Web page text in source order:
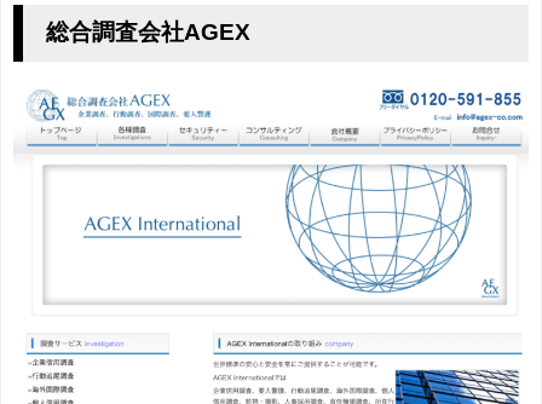
総合調査会社AGEX